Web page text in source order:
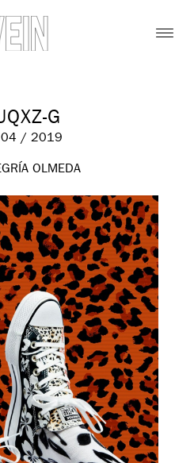
G
/ 2019
OLMEDA